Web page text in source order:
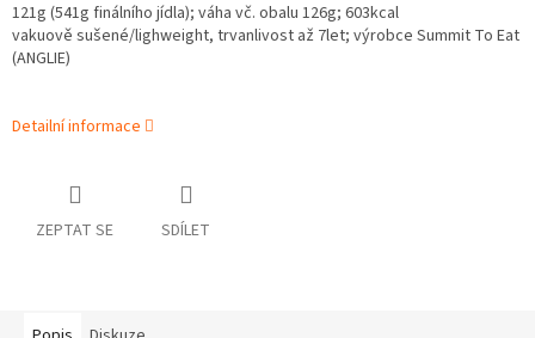
121g (541g finálního jídla); váha vč. obalu 126g; 603kcal
vakuově sušené/lighweight, trvanlivost až 7let; výrobce Summit To Eat
(ANGLIE)
Detailní informace
ZEPTAT SE SDÍLET